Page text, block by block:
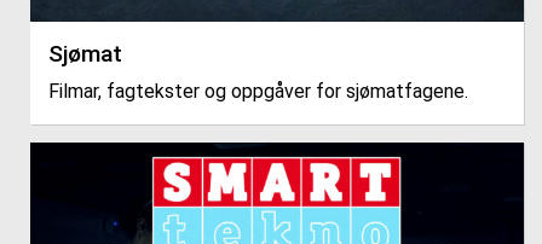
Sjømat
Filmar, fagtekster og oppgåver for sjømatfagene.